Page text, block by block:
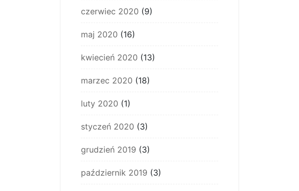
czerwiec 2020 (9)
maj 2020 (16)
kwiecień 2020 (13)
marzec 2020 (18)
luty 2020 (1)
styczeń 2020 (3)
grudzień 2019 (3)
październik 2019 (3)